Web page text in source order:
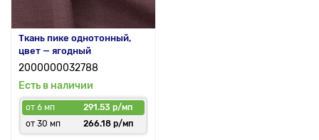
Ткань пике однотонный,
цвет — ягодный
2000000032788
Есть в наличии
от 6 мп
291.53 р/мп
от 30 мп
266.18 р/мп